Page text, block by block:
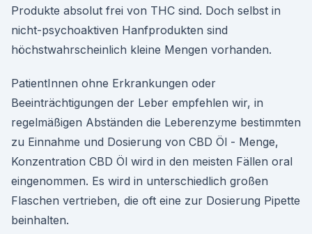
Produkte absolut frei von THC sind. Doch selbst in
nicht-psychoaktiven Hanfprodukten sind
höchstwahrscheinlich kleine Mengen vorhanden.
PatientInnen ohne Erkrankungen oder
Beeinträchtigungen der Leber empfehlen wir, in
regelmäßigen Abständen die Leberenzyme bestimmten
zu Einnahme und Dosierung von CBD Öl - Menge,
Konzentration CBD Öl wird in den meisten Fällen oral
eingenommen. Es wird in unterschiedlich großen
Flaschen vertrieben, die oft eine zur Dosierung Pipette
beinhalten.